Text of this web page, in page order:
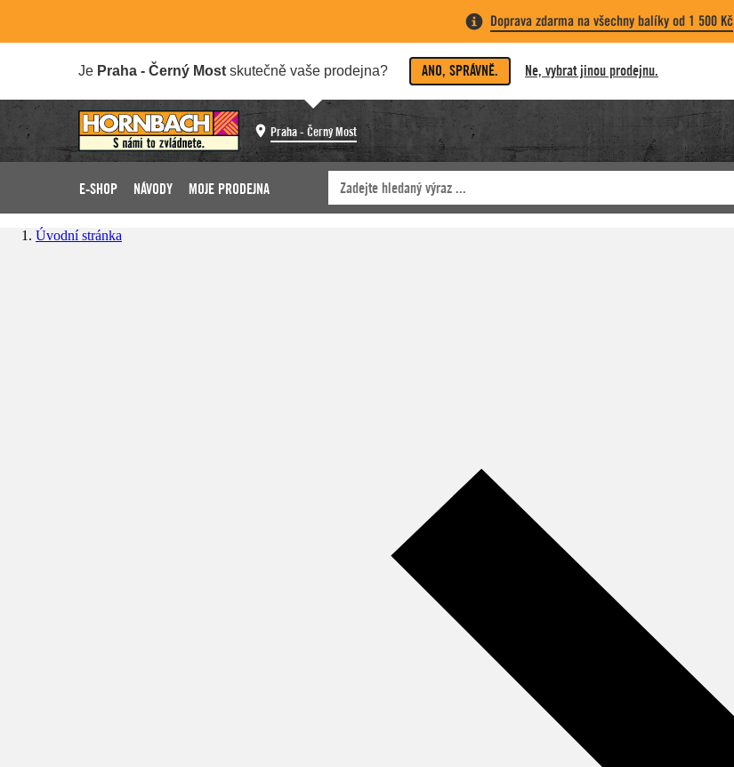
Doprava zdarma na všechny balíky od 1 500 Kč
Je Praha - Černý Most skutečně vaše prodejna? ANO, SPRÁVNĚ. Ne, vybrat jinou prodejnu.
Praha - Černý Most
E-SHOP NÁVODY MOJE PRODEJNA
Úvodní stránka